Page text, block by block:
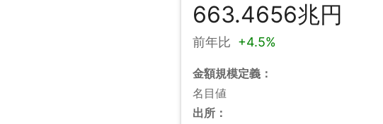
663.4656兆円
前年比 +4.5%
金額規模定義：
名目値
出所：